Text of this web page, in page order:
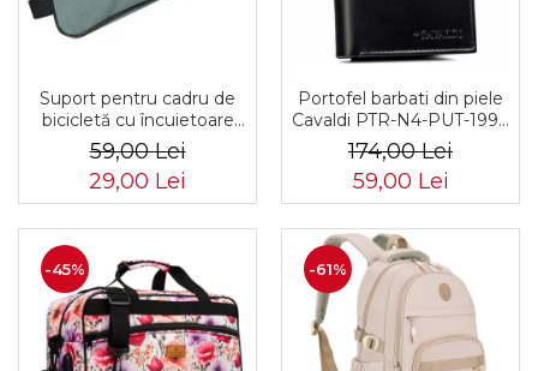
Suport pentru cadru de
bicicletă cu încuietoare
PTR-AR-S-101
59,00 Lei
29,00 Lei
Portofel barbati din piele
Cavaldi PTR-N4-PUT-1994
BL
174,00 Lei
59,00 Lei
-45% -61%